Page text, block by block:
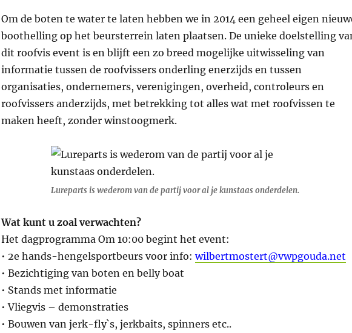
Om de boten te water te laten hebben we in 2014 een geheel eigen
boothelling op het beursterrein laten plaatsen. De unieke doelstelling
dit roofvis event is en blijft een zo breed mogelijke uitwisseling van
informatie tussen de roofvissers onderling enerzijds en tussen
organisaties, ondernemers, verenigingen, overheid, controleurs en
roofvissers anderzijds, met betrekking tot alles wat met roofvissen te
maken heeft, zonder winstoogmerk.
Lureparts is wederom van de partij voor al je kunstaas onderdelen.
Wat kunt u zoal verwachten?
Het dagprogramma Om 10:00 begint het event:
• 2e hands-hengelsportbeurs voor info:wilbertmostert@vwpgouda.net
• Bezichtiging van boten en belly boat
• Stands met informatie
• Vliegvis – demonstraties
• Bouwen van jerk-fly`s, jerkbaits, spinners etc..